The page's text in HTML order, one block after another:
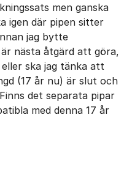
men ganska
igen där pipen sitter
jag bytte
är nästa åtgärd att göra,
ska jag tänka att
(17 år nu) är slut och
det separata pipar
med denna 17 år